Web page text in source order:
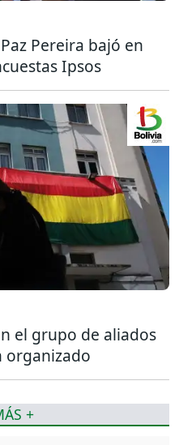
Pereira bajó en
Ipsos
el grupo de aliados
organizado
+